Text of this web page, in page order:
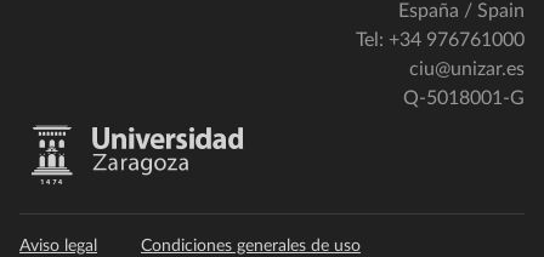
España / Spain
Tel: +34 976761000
ciu@unizar.es
Q-5018001-G
Aviso legal Condiciones generales de uso